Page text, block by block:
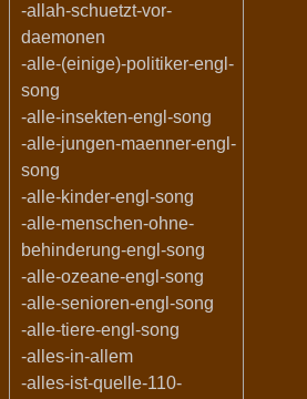
-allah-schuetzt-vor-
daemonen
-alle-(einige)-politiker-engl-
song
-alle-insekten-engl-song
-alle-jungen-maenner-engl-
song
-alle-kinder-engl-song
-alle-menschen-ohne-
behinderung-engl-song
-alle-ozeane-engl-song
-alle-senioren-engl-song
-alle-tiere-engl-song
-alles-in-allem
-alles-ist-quelle-110-